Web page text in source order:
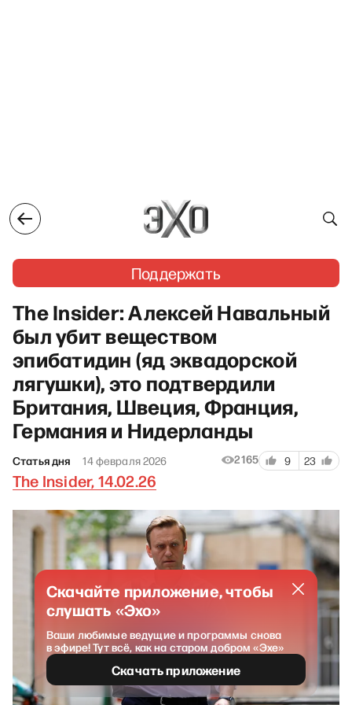
Поддержать
The Insider: Алексей Навальный
был убит веществом
эпибатидин (яд эквадорской
лягушки), это подтвердили
Британия, Швеция, Франция,
Германия и Нидерланды
Статья дня 14 февраля 2026 2165 9 23
The Insider, 14.02.26
Скачайте приложение, чтобы
слушать «Эхо»
Ваши любимые ведущие и программы снова
в эфире! Тут всё, как на старом добром «Эхе»
Скачать приложение